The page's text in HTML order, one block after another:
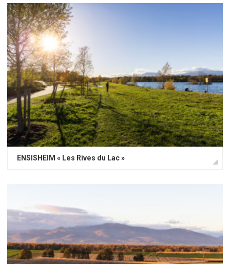
ENSISHEIM « Les Rives du Lac »